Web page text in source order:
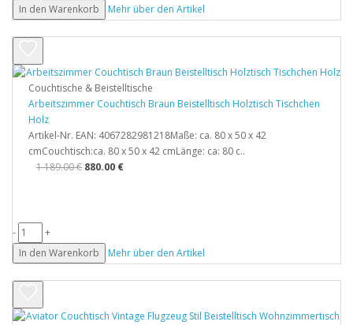
In den Warenkorb
Mehr über den Artikel
Couchtische & Beistelltische
Arbeitszimmer Couchtisch Braun Beistelltisch Holztisch Tischchen
Holz
Artikel-Nr. EAN: 4067282981218Maße: ca. 80 x 50 x 42
cmCouchtisch:ca. 80 x 50 x 42 cmLänge: ca: 80 c..
1 189.00 € 880.00 €
-
+
In den Warenkorb
Mehr über den Artikel